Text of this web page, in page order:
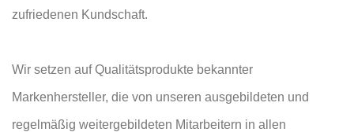
zufriedenen Kundschaft.
Wir setzen auf Qualitätsprodukte bekannter
Markenhersteller, die von unseren ausgebildeten und
regelmäßig weitergebildeten Mitarbeitern in allen